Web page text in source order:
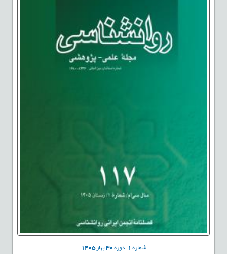
شماره1 دوره30بهار1405